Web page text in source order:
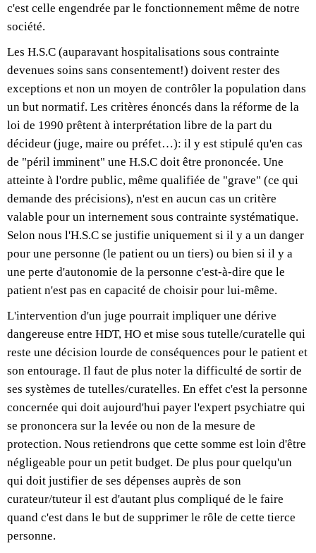
c'est celle engendrée par le fonctionnement même de notre
société.
Les H.S.C (auparavant hospitalisations sous contrainte
devenues soins sans consentement!) doivent rester des
exceptions et non un moyen de contrôler la population dans
un but normatif. Les critères énoncés dans la réforme de la
loi de 1990 prêtent à interprétation libre de la part du
décideur (juge, maire ou préfet…): il y est stipulé qu'en cas
de "péril imminent" une H.S.C doit être prononcée. Une
atteinte à l'ordre public, même qualifiée de "grave" (ce qui
demande des précisions), n'est en aucun cas un critère
valable pour un internement sous contrainte systématique.
Selon nous l'H.S.C se justifie uniquement si il y a un danger
pour une personne (le patient ou un tiers) ou bien si il y a
une perte d'autonomie de la personne c'est-à-dire que le
patient n'est pas en capacité de choisir pour lui-même.
L'intervention d'un juge pourrait impliquer une dérive
dangereuse entre HDT, HO et mise sous tutelle/curatelle qui
reste une décision lourde de conséquences pour le patient et
son entourage. Il faut de plus noter la difficulté de sortir de
ses systèmes de tutelles/curatelles. En effet c'est la personne
concernée qui doit aujourd'hui payer l'expert psychiatre qui
se prononcera sur la levée ou non de la mesure de
protection. Nous retiendrons que cette somme est loin d'être
négligeable pour un petit budget. De plus pour quelqu'un
qui doit justifier de ses dépenses auprès de son
curateur/tuteur il est d'autant plus compliqué de le faire
quand c'est dans le but de supprimer le rôle de cette tierce
personne.